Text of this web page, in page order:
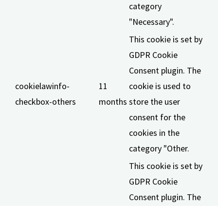
category
"Necessary".
cookielawinfo-
checkbox-others
11
months
This cookie is set by
GDPR Cookie
Consent plugin. The
cookie is used to
store the user
consent for the
cookies in the
category "Other.
This cookie is set by
GDPR Cookie
Consent plugin. The